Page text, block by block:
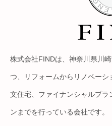
株式会社FINDは、神奈川県川
つ、リフォームからリノベー
文住宅、ファイナンシャルプラ
ンまでを行っている会社です。